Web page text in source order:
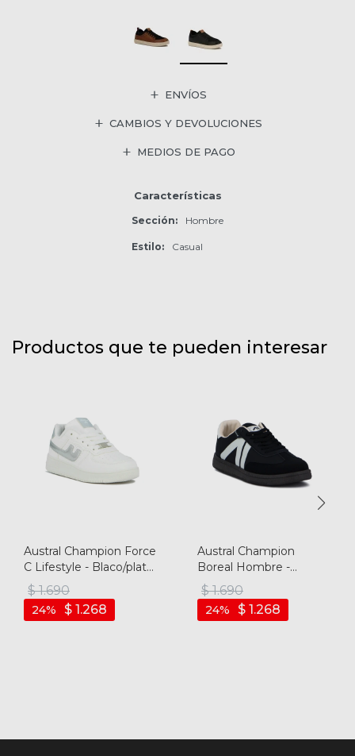
ENVÍOS
CAMBIOS Y DEVOLUCIONES
MEDIOS DE PAGO
Características
Sección Hombre
Estilo Casual
Productos que te pueden interesar
Austral Champion Force
C Lifestyle - Blaco/plata
- Blanco-plata
$ 1.690
$ 1.268
24
Austral Champion
Boreal Hombre -
Negro/beige - Negro-
beige
$ 1.690
$ 1.268
24